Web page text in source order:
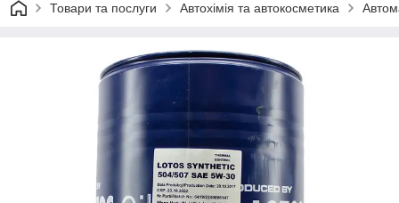
Товари та послуги Автохімія та автокосметика